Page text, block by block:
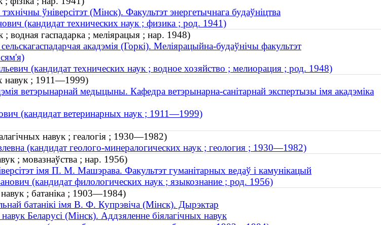
ўніверсітэт (Мінск). Факультэт энергетычнага будаўніцтва
(кандидат технических наук ; физика ; род. 1941)
; водная гаспадарка ; меліярацыя ; нар. 1948)
акадэмія (Горкі). Меліярацыйна-будаўнічы факультэт
(кандидат технических наук ; водное хозяйство ; мелиорация ; род. 1948)
навук ; 1911—1999)
ветэрынарнай медыцыны. Кафедра ветэрынарна-санітарнай экспертызы імя акадэміка
(кандидат ветеринарных наук ; 1911—1999)
навук ; геалогія ; 1930—1982)
(кандидат геолого-минералогических наук ; геология ; 1930—1982)
; мовазнаўства ; нар. 1956)
імя П. М. Машэрава. Факультэт гуманітарных ведаў і камунікацый
(кандидат филологических наук ; языкознание ; род. 1956)
; батаніка ; 1903—1984)
батанікі імя В. Ф. Купрэвіча (Мінск). Дырэктар
Беларусі (Мінск). Аддзяленне біялагічных навук